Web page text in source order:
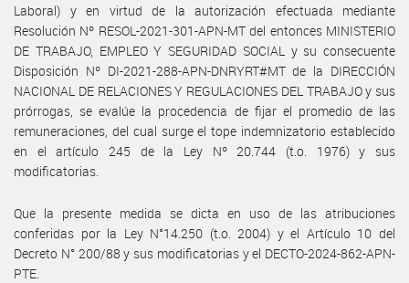
Laboral) y en virtud de la autorización efectuada mediante
Resolución Nº RESOL-2021-301-APN-MT del entonces MINISTERIO
DE TRABAJO, EMPLEO Y SEGURIDAD SOCIAL y su consecuente
Disposición Nº DI-2021-288-APN-DNRYRT#MT de la DIRECCIÓN
NACIONAL DE RELACIONES Y REGULACIONES DEL TRABAJO y sus
prórrogas, se evalúe la procedencia de fijar el promedio de las
remuneraciones, del cual surge el tope indemnizatorio establecido
en el artículo 245 de la Ley Nº 20.744 (t.o. 1976) y sus
modificatorias.
Que la presente medida se dicta en uso de las atribuciones
conferidas por la Ley N°14.250 (t.o. 2004) y el Artículo 10 del
Decreto N° 200/88 y sus modificatorias y el DECTO-2024-862-APN-
PTE.